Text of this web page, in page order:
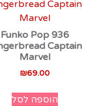
Funko Pop 936
Captain
Marvel
₪69.00
הוספה לסל